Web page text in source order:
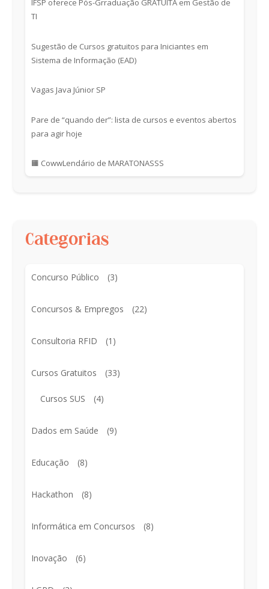
IFSP oferece Pós-Grraduação GRATUITA em Gestão de
TI
Sugestão de Cursos gratuitos para Iniciantes em
Sistema de Informação (EAD)
Vagas Java Júnior SP
Pare de “quando der”: lista de cursos e eventos abertos
para agir hoje
🟧 CowwLendário de MARATONASSS
Categorias
Concurso Público (3)
Concursos & Empregos (22)
Consultoria RFID (1)
Cursos Gratuitos (33)
Cursos SUS (4)
Dados em Saúde (9)
Educação (8)
Hackathon (8)
Informática em Concursos (8)
Inovação (6)